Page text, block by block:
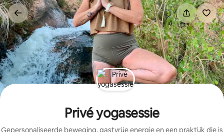
Ga
direct
naar
inhoud
Privé yogasessie
Gepersonaliseerde beweging, gastvrije energie en een praktijk die is